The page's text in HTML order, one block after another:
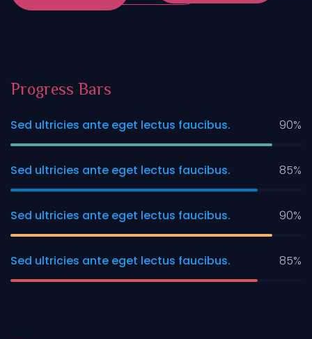
Progress Bars
Sed ultricies ante eget lectus faucibus. 90%
Sed ultricies ante eget lectus faucibus. 85%
Sed ultricies ante eget lectus faucibus. 90%
Sed ultricies ante eget lectus faucibus. 85%